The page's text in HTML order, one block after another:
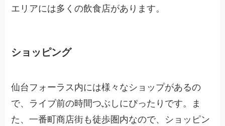
エリアには多くの飲食店があります。
ショッピング
仙台フォーラス内には様々なショップがあるの
で、ライブ前の時間つぶしにぴったりです。ま
た、一番町商店街も徒歩圏内なので、ショッピン